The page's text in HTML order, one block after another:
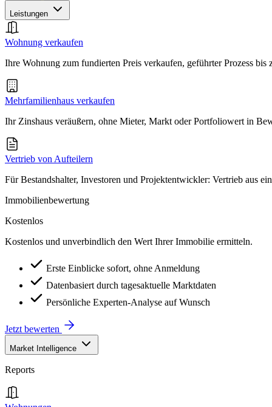
Leistungen
Wohnung verkaufen
Ihre Wohnung zum fundierten Preis verkaufen, geführter Prozess bis
Mehrfamilienhaus verkaufen
Ihr Zinshaus veräußern, ohne Mieter, Markt oder Portfoliowert in
Vertrieb von Aufteilern
Für Bestandshalter, Investoren und Projektentwickler: Vertrieb aus
Immobilienbewertung
Kostenlos
Kostenlos und unverbindlich den Wert Ihrer Immobilie ermitteln.
Erste Einblicke sofort, ohne Anmeldung
Datenbasiert durch tagesaktuelle Marktdaten
Persönliche Experten-Analyse auf Wunsch
Jetzt bewerten
Market Intelligence
Reports